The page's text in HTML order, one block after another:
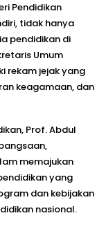
Pendidikan
tidak hanya
pendidikan di
Umum
rekam jejak yang
keagamaan, dan
Prof. Abdul
memajukan
yang
dan kebijakan
nasional.